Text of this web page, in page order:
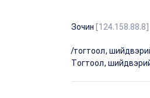
Зочин
/тогтоол,
Тогтоол,